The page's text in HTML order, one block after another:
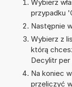
Wybierz
przypadku '
Następnie
Wybierz z
którą
Decylitr per
Na koniec
przeliczyć